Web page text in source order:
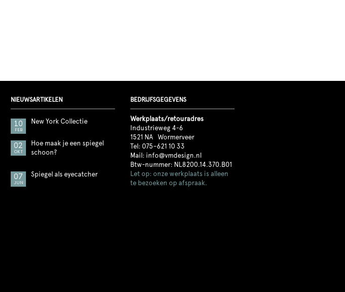
NIEUWSARTIKELEN
10
FEB
New York Collectie
02
OKT
Hoe maak je een spiegel
schoon?
07
JUN
Spiegel als eyecatcher
BEDRIJFSGEGEVENS
Werkplaats/retouradres
Industrieweg 4-6
1521 NA Wormerveer
Tel: 075–621 10 33
Mail: info@vmdesign.nl
Btw-nummer: NL8200.14.370.B01
Let op: onze werkplaats is alleen
te bezoeken op afspraak.